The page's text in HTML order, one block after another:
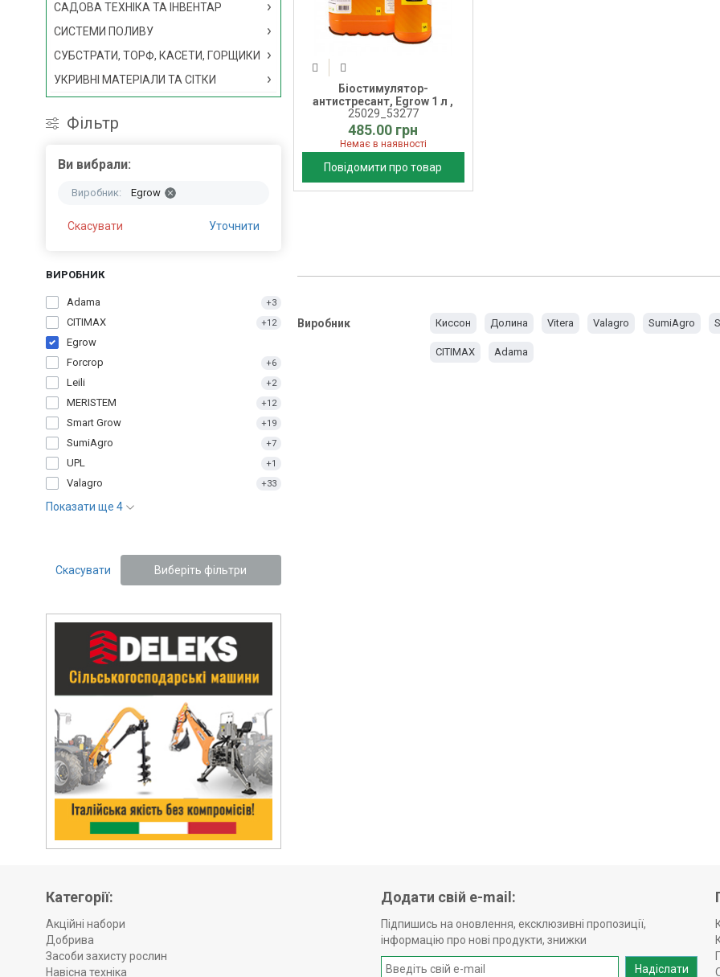
САДОВА ТЕХНІКА ТА ІНВЕНТАР
СИСТЕМИ ПОЛИВУ
СУБСТРАТИ, ТОРФ, КАСЕТИ, ГОРЩИКИ
УКРИВНІ МАТЕРІАЛИ ТА СІТКИ
Фільтр
Ви вибрали:
Виробник: Egrow
Скасувати Уточнити
ВИРОБНИК
Adama +3
CITIMAX +12
Egrow
Forcrop
+6
Leili +2
MERISTEM +12
Smart Grow +19
SumiAgro +7
UPL +1
Valagro +33
Показати ще 4
Скасувати Виберіть фільтри
Біостимулятор-
антистресант, Egrow 1 л ,
25029_53277
485.00 грн
Немає в наявності
Повідомити про товар
Виробник Киссон Долина Vitera Valagro SumiAgro
CITIMAX Adama
Категорії:
Акційні набори
Добрива
Засоби захисту рослин
Навісна техніка
Додати свій e-mail:
Підпишись на оновлення, ексклюзивні пропозиції,
інформацію про нові продукти, знижки
Надіслати